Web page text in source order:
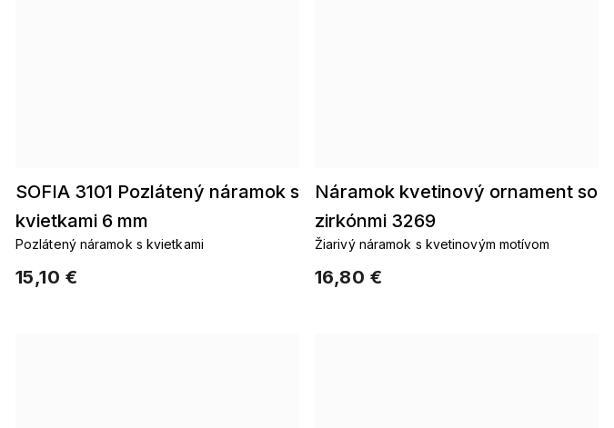
SOFIA 3101 Pozlátený náramok s
kvietkami 6 mm
15,10 €
Pozlátený náramok s kvietkami
Náramok kvetinový ornament so
zirkónmi 3269
16,80 €
Žiarivý náramok s kvetinovým motívom